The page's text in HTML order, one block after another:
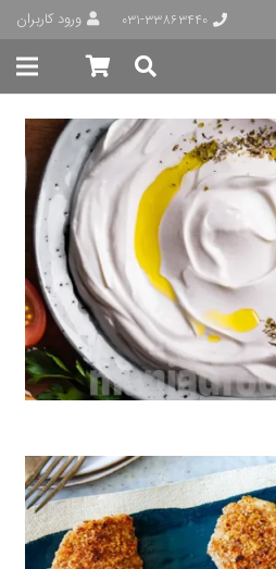
۰۳۱-۳۳۸۶۳۴۴۰ ورود کاربران